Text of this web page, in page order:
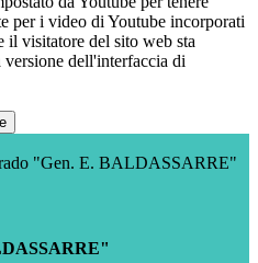
per i video di Youtube incorporati
il visitatore del sito web sta
dell'interfaccia di
"Gen. E. BALDASSARRE"